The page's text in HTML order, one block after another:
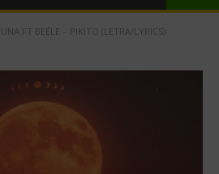
FT BEÉLE – PIKITO (LETRA/LYRICS)